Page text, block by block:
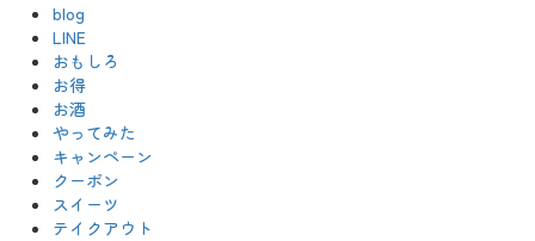
blog
LINE
おもしろ
お得
お酒
やってみた
キャンペーン
クーポン
スイーツ
テイクアウト